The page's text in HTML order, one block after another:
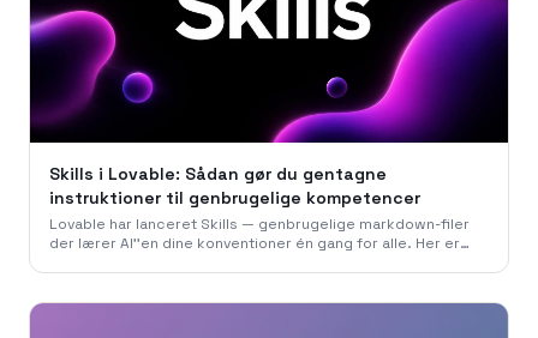
Skills i Lovable: Sådan gør du gentagne
instruktioner til genbrugelige kompetencer
Lovable har lanceret Skills — genbrugelige markdown-filer
der lærer AI''en dine konventioner én gang for alle. Her er